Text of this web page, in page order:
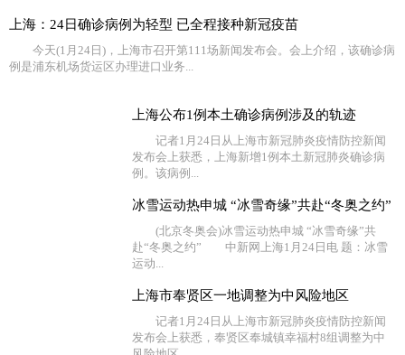
上海：24日确诊病例为轻型 已全程接种新冠疫苗
今天(1月24日)，上海市召开第111场新闻发布会。会上介绍，该确诊病
例是浦东机场货运区办理进口业务...
上海公布1例本土确诊病例涉及的轨迹
记者1月24日从上海市新冠肺炎疫情防控新闻
发布会上获悉，上海新增1例本土新冠肺炎确诊病
例。该病例...
冰雪运动热申城 “冰雪奇缘”共赴“冬奥之约”
(北京冬奥会)冰雪运动热申城 “冰雪奇缘”共
赴“冬奥之约” 中新网上海1月24日电 题：冰雪
运动...
上海市奉贤区一地调整为中风险地区
记者1月24日从上海市新冠肺炎疫情防控新闻
发布会上获悉，奉贤区奉城镇幸福村8组调整为中